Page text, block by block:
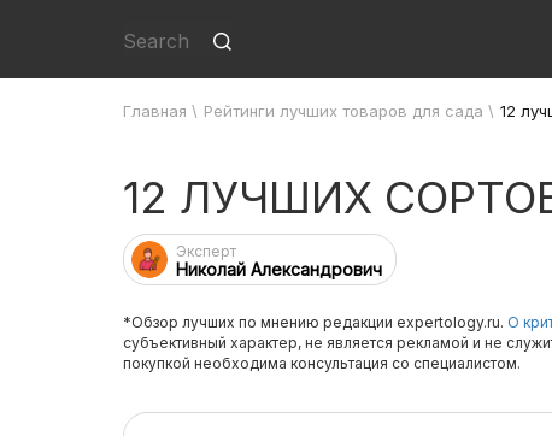
Главная \ Рейтинги лучших товаров для сада \ 12
12 ЛУЧШИХ
Эксперт
Николай Александрович
*Обзор лучших по мнению редакции expertology.ru. О
субъективный характер, не является рекламой и не
покупкой необходима консультация со специалистом.